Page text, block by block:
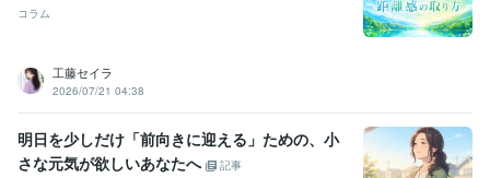
コラム
工藤セイラ
2026/07/21 04:38
明日を少しだけ「前向きに迎える」ための、小
さな元気が欲しいあなたへ
記事